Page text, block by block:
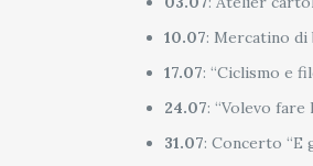
10.07: Mercatino di
17.07: “Ciclismo e
24.07: “Volevo
31.07: Concerto “E